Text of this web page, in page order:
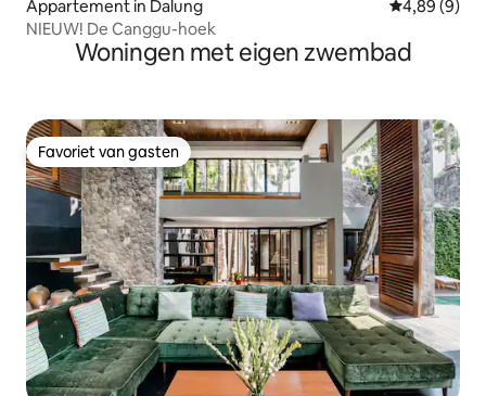
Appartement in Dalung Gemiddelde
4,89 (9)
NIEUW! De Canggu-hoek
Woningen met eigen zwembad
Favoriet van gasten
Favoriet van gasten